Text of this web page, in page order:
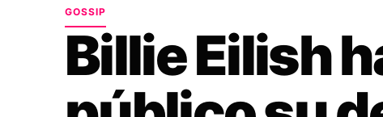
GOSSIP
Billie Eilish